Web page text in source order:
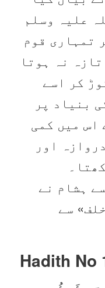
علیہ وسلم
تمہاری قوم
نہ ہوتا
کر اسے
بنیاد پر
اس میں کمی
اور
ہشام نے
سے
Hadith No